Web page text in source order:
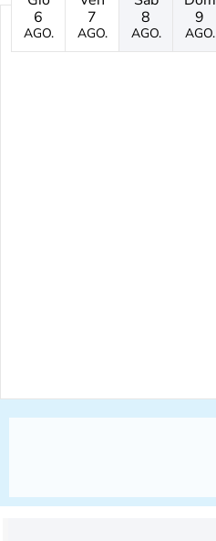
6
AGO.
7
AGO.
8
AGO.
9
AGO.